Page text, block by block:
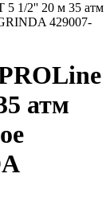
1/2'' 20 м 35 атм
429007-
атм